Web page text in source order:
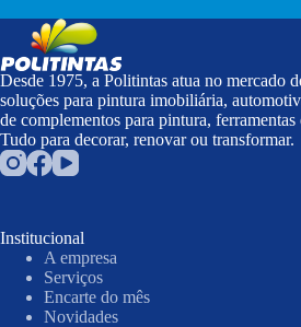
Desde 1975, a Politintas atua no mercado
soluções para pintura imobiliária,
de complementos para pintura,
Tudo para decorar, renovar ou transformar.
Institucional
A empresa
Serviços
Encarte do mês
Novidades